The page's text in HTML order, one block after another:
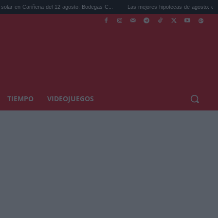
del 12 agosto: Bodegas C... Las mejores hipotecas de agosto: el TAE más
TIEMPO VIDEOJUEGOS